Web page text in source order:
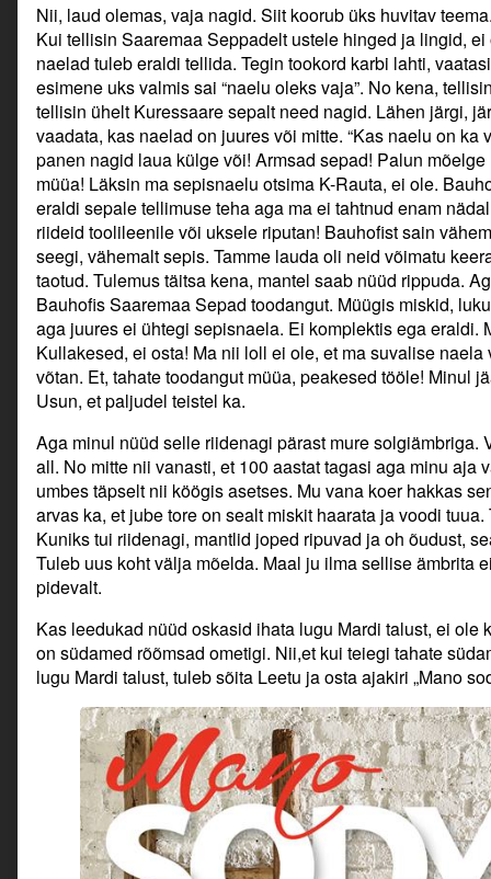
Nii, laud olemas, vaja nagid. Siit koorub üks huvitav
Kui tellisin Saaremaa Seppadelt ustele hinged ja lingid,
naelad tuleb eraldi tellida. Tegin tookord karbi lahti,
esimene uks valmis sai “naelu oleks vaja”. No kena,
tellisin ühelt Kuressaare sepalt need nagid. Lähen järgi,
vaadata, kas naelad on juures või mitte. “Kas naelu on ka
panen nagid laua külge või! Armsad sepad! Palun
müüa! Läksin ma sepisnaelu otsima K-Rauta, ei ole.
eraldi sepale tellimuse teha aga ma ei tahtnud enam
riideid toolileenile või uksele riputan! Bauhofist sain
seegi, vähemalt sepis. Tamme lauda oli neid võimatu
taotud. Tulemus täitsa kena, mantel saab nüüd rippuda.
Bauhofis Saaremaa Sepad toodangut. Müügis miskid,
aga juures ei ühtegi sepisnaela. Ei komplektis ega eraldi.
Kullakesed, ei osta! Ma nii loll ei ole, et ma suvalise
võtan. Et, tahate toodangut müüa, peakesed tööle! Minul
Usun, et paljudel teistel ka.
Aga minul nüüd selle riidenagi pärast mure solgiämbriga.
all. No mitte nii vanasti, et 100 aastat tagasi aga minu aja
umbes täpselt nii köögis asetses. Mu vana koer hakkas
arvas ka, et jube tore on sealt miskit haarata ja voodi
Kuniks tui riidenagi, mantlid joped ripuvad ja oh õudust,
Tuleb uus koht välja mõelda. Maal ju ilma sellise ämbrita
pidevalt.
Kas leedukad nüüd oskasid ihata lugu Mardi talust, ei ole
on südamed rõõmsad ometigi. Nii,et kui teiegi tahate
lugu Mardi talust, tuleb sõita Leetu ja osta ajakiri „Mano